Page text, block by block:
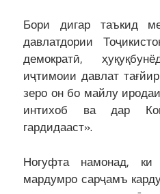
Бори дигар таъкид
давлатдории
демократӣ,
иҷтимоии давлат
зеро он бо майлу
интихоб ва дар
гардидааст».
Ногуфта намонад,
мардумро сарҷамъ